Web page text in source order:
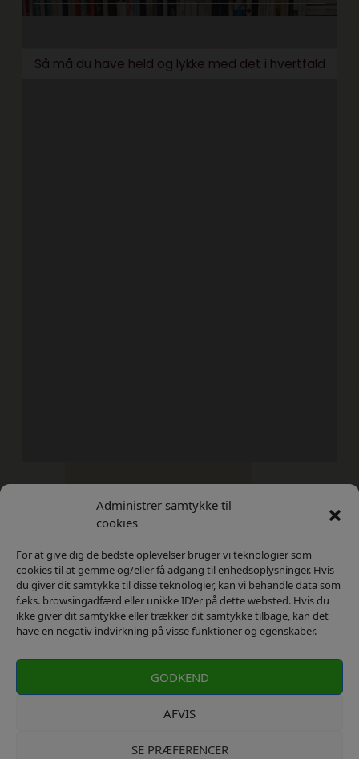
Administrer samtykke til
cookies
For at give dig de bedste oplevelser bruger vi teknologier som
cookies til at gemme og/eller få adgang til enhedsoplysninger. Hvis
du giver dit samtykke til disse teknologier, kan vi behandle data som
f.eks. browsingadfærd eller unikke ID'er på dette websted. Hvis du
ikke giver dit samtykke eller trækker dit samtykke tilbage, kan det
have en negativ indvirkning på visse funktioner og egenskaber.
GODKEND
AFVIS
SE PRÆFERENCER
Så må du have held og lykke med det i hvertfald
Kontakt